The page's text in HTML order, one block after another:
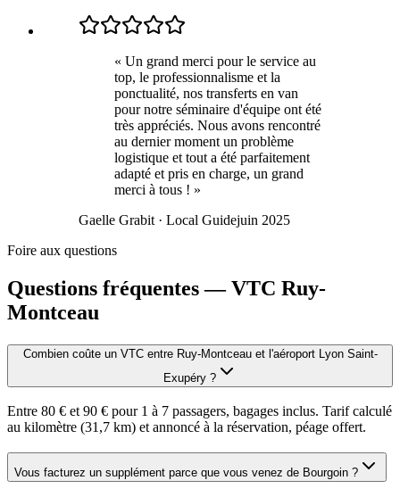
« Un grand merci pour le service au
top, le professionnalisme et la
ponctualité, nos transferts en van
pour notre séminaire d'équipe ont été
très appréciés. Nous avons rencontré
au dernier moment un problème
logistique et tout a été parfaitement
adapté et pris en charge, un grand
merci à tous ! »
Gaelle Grabit · Local Guidejuin 2025
Foire aux questions
Questions fréquentes — VTC Ruy-
Montceau
Combien coûte un VTC entre Ruy-Montceau et l'aéroport Lyon Saint-
Exupéry ?
Entre 80 € et 90 € pour 1 à 7 passagers, bagages inclus. Tarif calculé
au kilomètre (31,7 km) et annoncé à la réservation, péage offert.
Vous facturez un supplément parce que vous venez de Bourgoin ?